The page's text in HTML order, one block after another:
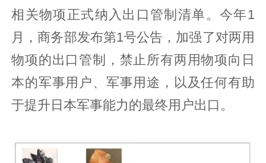
相关物项正式纳入出口管制清单。今年1
月，商务部发布第1号公告，加强了对两用
物项的出口管制，禁止所有两用物项向日
本的军事用户、军事用途，以及任何有助
于提升日本军事能力的最终用户出口。